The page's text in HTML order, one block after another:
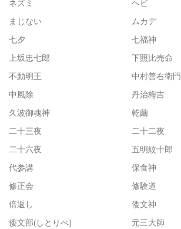
ネズミ
ヘビ
まじない
ムカデ
七夕
七福神
上坂忠七郎
下照比売命
不動明王
中村善右衛門
中風除
丹治梅吉
久波御魂神
乾繭
二十三夜
二十二夜
二十六夜
五明紋十郎
代参講
保食神
修正会
修験道
倍返し
倭文神
倭文部(しとりべ)
元三大師